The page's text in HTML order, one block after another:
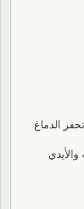
الدماغ